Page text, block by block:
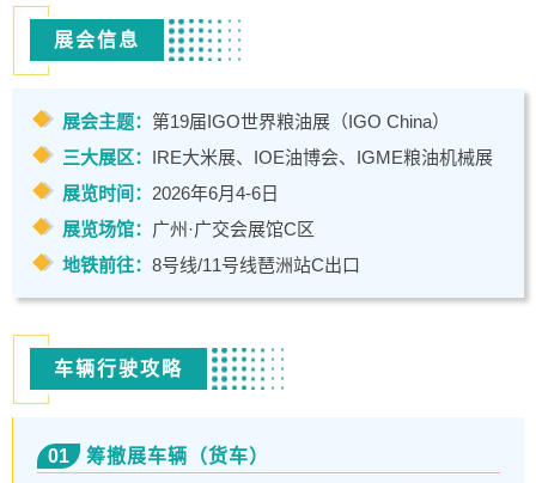
展会信息
展会主题： 第19届IGO世界粮油展（IGO China）
三大展区： IRE大米展、 IOE油博会、 IGME粮油机械展
展览时间： 2026年6月4-6日
展览场馆： 广州·广交会展馆C区
地铁前往： 8号线/11号线琶洲站C出口
车辆行驶攻略
01 筹撤展车辆（货车）